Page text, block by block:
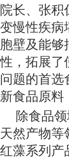
院长、张
变慢性疾病
胞壁及能够
性，拓展了
问题的首选
新食品原料
除食品
天然产物等
红藻系列产